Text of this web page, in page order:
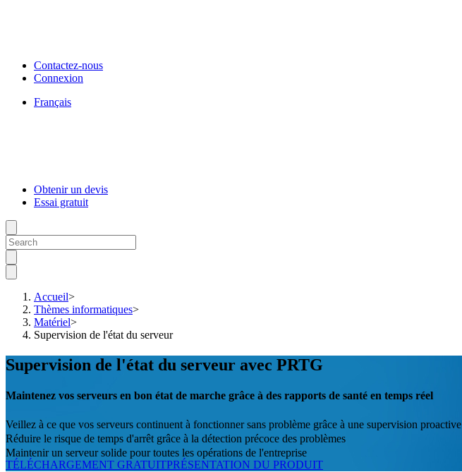
Contactez-nous
Connexion
Français
Obtenir un devis
Essai gratuit
Accueil>
Thèmes informatiques>
Matériel>
Supervision de l'état du serveur
Supervision de l'état du serveur avec PRTG
Maintenez vos serveurs en bon état de marche grâce à des rapports de santé en temps réel
Veillez à ce que vos serveurs continuent à fonctionner sans problème grâce à une supervision proactive
Réduire le risque de temps d'arrêt grâce à la détection précoce des problèmes
Maintenir un serveur solide pour toutes les opérations de l'entreprise
TÉLÉCHARGEMENT GRATUITPRÉSENTATION DU PRODUIT